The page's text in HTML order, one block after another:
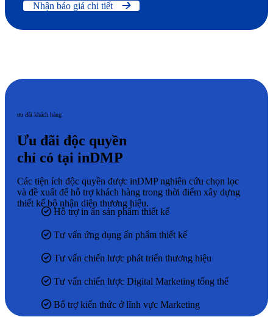
Nhận báo giá chi tiết
ưu đãi khách hàng
Ưu đãi độc quyền
chỉ có tại inDMP
Các tiện ích độc quyền được inDMP nghiên cứu chọn lọc
và đề xuất để hỗ trợ khách hàng trong thời điểm xây dựng
thiết kế bộ nhận diện thương hiệu.
Hỗ trợ in ấn sản phẩm thiết kế
Tư vấn ứng dụng ấn phẩm thiết kế
Tư vấn chiến lược phát triển thương hiệu
Tư vấn chiến lược Digital Marketing tổng thể
Bổ trợ kiến thức ở lĩnh vực Marketing